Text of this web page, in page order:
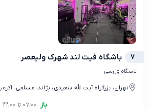
7 باشگاه فیت لند شهرک ولیعصر
باشگاه ورزشی
تهران، بزرگراه آیت الله سعیدی، پژاند، مسلمی،
باز